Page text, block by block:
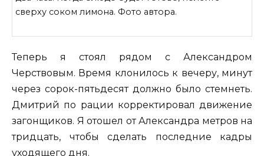
сверху соком лимона. Фото автора.
Теперь я стоял рядом с Александром
Черствовым. Время клонилось к вечеру, минут
через сорок-пятьдесят должно было стемнеть.
Дмитрий по рации корректировал движение
загонщиков. Я отошел от Александра метров на
тридцать, чтобы сделать последние кадры
уходящего дня.